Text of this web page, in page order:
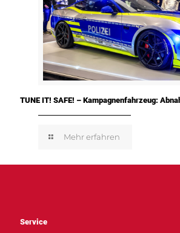
TUNE IT! SAFE! – Kampagnenfahrzeug:
Mehr erfahren
Service